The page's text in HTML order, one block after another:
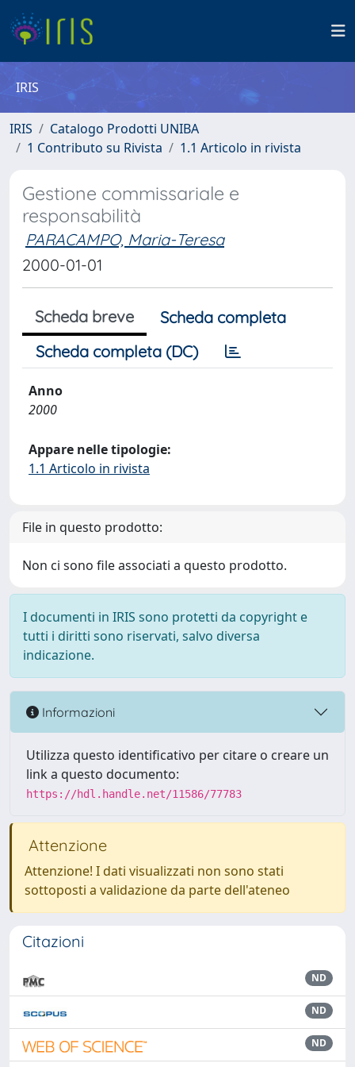
IRIS
IRIS
Catalogo Prodotti UNIBA
1 Contributo su Rivista
1.1 Articolo in rivista
Gestione commissariale e
responsabilità
PARACAMPO, Maria-Teresa
2000-01-01
Scheda breve
Scheda completa
Scheda completa (DC)
Anno
2000
Appare nelle tipologie:
1.1 Articolo in rivista
File in questo prodotto:
Non ci sono file associati a questo prodotto.
I documenti in IRIS sono protetti da copyright e
tutti i diritti sono riservati, salvo diversa
indicazione.
Informazioni
Utilizza questo identificativo per citare o creare un
link a questo documento:
https://hdl.handle.net/11586/77783
Attenzione
Attenzione! I dati visualizzati non sono stati
sottoposti a validazione da parte dell'ateneo
Citazioni
ND
ND
ND